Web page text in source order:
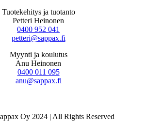
Tuotekehitys ja tuotanto
Petteri Heinonen
0400 952 041
petteri@sappax.fi
Myynti ja koulutus
Anu Heinonen
0400 011 095
anu@sappax.fi
Oy 2024 | All Rights Reserved